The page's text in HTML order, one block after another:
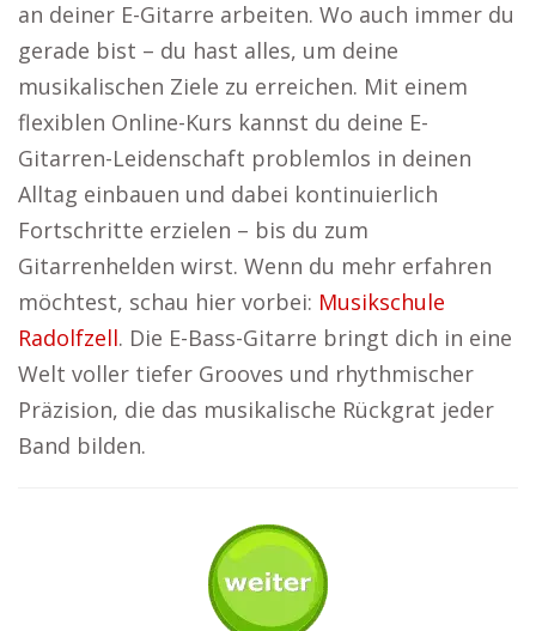
an deiner E-Gitarre arbeiten. Wo auch immer du
gerade bist – du hast alles, um deine
musikalischen Ziele zu erreichen. Mit einem
flexiblen Online-Kurs kannst du deine E-
Gitarren-Leidenschaft problemlos in deinen
Alltag einbauen und dabei kontinuierlich
Fortschritte erzielen – bis du zum
Gitarrenhelden wirst. Wenn du mehr erfahren
möchtest, schau hier vorbei: Musikschule
Radolfzell. Die E-Bass-Gitarre bringt dich in eine
Welt voller tiefer Grooves und rhythmischer
Präzision, die das musikalische Rückgrat jeder
Band bilden.